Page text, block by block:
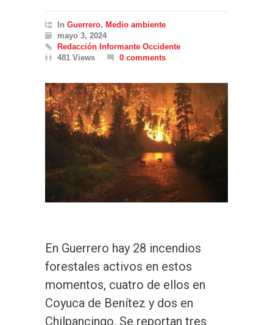
In Guerrero, Medio ambiente
mayo 3, 2024
Redacción Informante Occidente
481 Views
0 comments
En Guerrero hay 28 incendios
forestales activos en estos
momentos, cuatro de ellos en
Coyuca de Benítez y dos en
Chilpancingo. Se reportan tres